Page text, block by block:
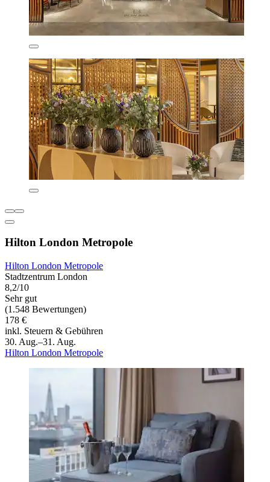
Hilton London Metropole
Hilton London Metropole
Stadtzentrum London
8,2/10
Sehr gut
(1.548 Bewertungen)
178 €
inkl. Steuern & Gebühren
30. Aug.–31. Aug.
Hilton London Metropole